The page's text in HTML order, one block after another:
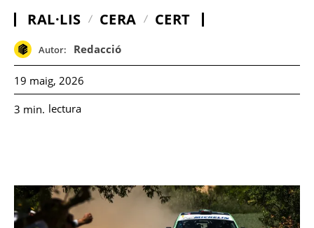
RAL·LIS CERA CERT
Autor: Redacció
19 maig, 2026
3 min. lectura